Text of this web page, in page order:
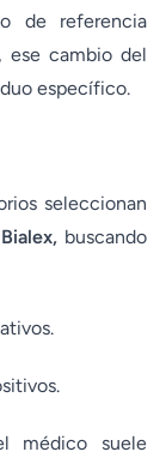
de referencia
ese cambio del
específico.
seleccionan
Bialex, buscando
médico suele